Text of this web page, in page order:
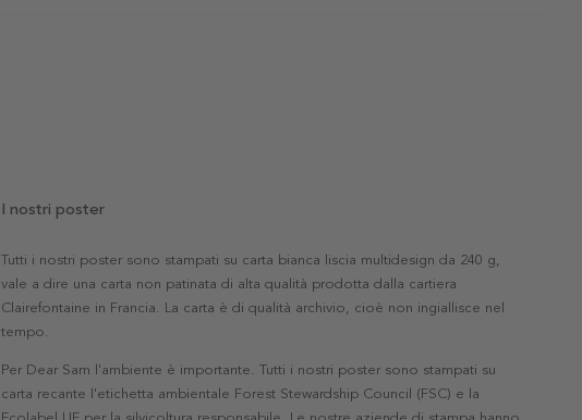
I nostri poster
Tutti i nostri poster sono stampati su carta bianca liscia multidesign da 240 g,
vale a dire una carta non patinata di alta qualità prodotta dalla cartiera
Clairefontaine in Francia. La carta è di qualità archivio, cioè non ingiallisce nel
tempo.
Per Dear Sam l'ambiente è importante. Tutti i nostri poster sono stampati su
carta recante l'etichetta ambientale Forest Stewardship Council (FSC) e la